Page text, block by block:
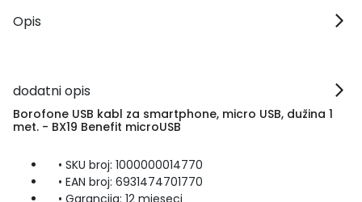
Opis
dodatni opis
Borofone USB kabl za smartphone, micro USB, dužina 1
met. - BX19 Benefit microUSB
• SKU broj: 1000000014770
• EAN broj: 6931474701770
• Garancija: 12 mjeseci